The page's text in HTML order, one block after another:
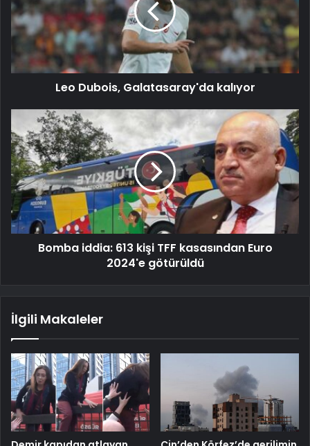
Leo Dubois, Galatasaray'da kalıyor
Bomba iddia: 613 kişi TFF kasasından Euro
2024'e götürüldü
İlgili Makaleler